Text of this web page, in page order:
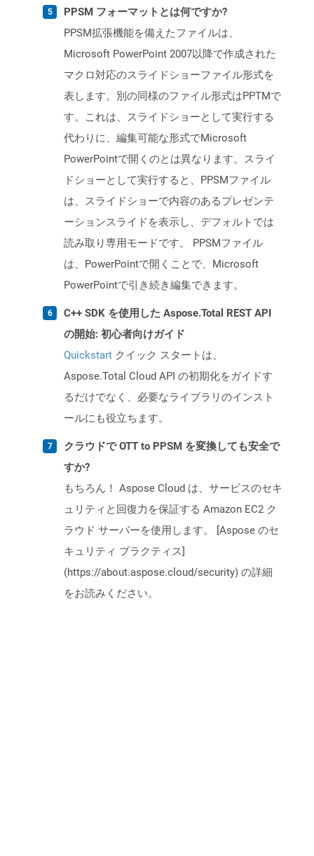
PPSM フォーマットとは何ですか?
PPSM拡張機能を備えたファイルは、
Microsoft PowerPoint 2007以降で作成された
マクロ対応のスライドショーファイル形式を
表します。別の同様のファイル形式はPPTMで
す。これは、スライドショーとして実行する
代わりに、編集可能な形式でMicrosoft
PowerPointで開くのとは異なります。スライ
ドショーとして実行すると、PPSMファイル
は、スライドショーで内容のあるプレゼンテ
ーションスライドを表示し、デフォルトでは
読み取り専用モードです。 PPSMファイル
は、PowerPointで開くことで、Microsoft
PowerPointで引き続き編集できます。
C++ SDK を使用した Aspose.Total REST API
の開始: 初心者向けガイド
Quickstart クイック スタートは、
Aspose.Total Cloud API の初期化をガイドす
るだけでなく、必要なライブラリのインスト
ールにも役立ちます。
クラウドで OTT to PPSM を変換しても安全で
すか?
もちろん！ Aspose Cloud は、サービスのセキ
ュリティと回復力を保証する Amazon EC2 ク
ラウド サーバーを使用します。 [Aspose のセ
キュリティ プラクティス]
(https://about.aspose.cloud/security) の詳細
をお読みください。